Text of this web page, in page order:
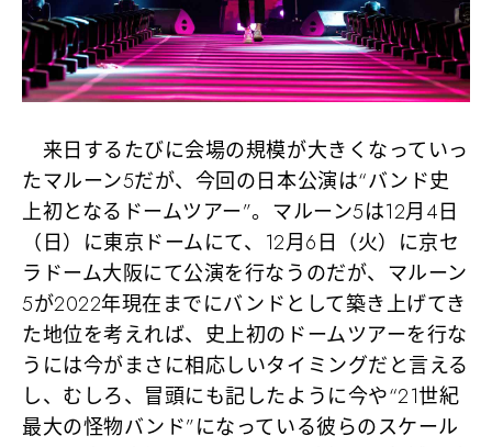
来日するたびに会場の規模が大きくなっていっ
たマルーン5だが、今回の日本公演は“バンド史
上初となるドームツアー”。マルーン5は12月4日
（日）に東京ドームにて、 12月6日（火）に京セ
ラドーム大阪にて公演を行なうのだが、マルーン
5が2022年現在までにバンドとして築き上げてき
た地位を考えれば、 史上初のドームツアーを行な
うには今がまさに相応しいタイミングだと言える
し、むしろ、冒頭にも記したように今や“21世紀
最大の怪物バンド”になっている彼らのスケール